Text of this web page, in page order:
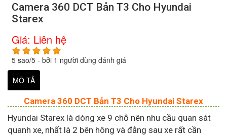
Camera 360 DCT Bản T3 Cho Hyundai
Starex
Giá: Liên hệ
5 sao/5 - bởi 1 người dùng đánh giá
MÔ TẢ
Camera 360 DCT Bản T3 Cho Hyundai Starex
Hyundai Starex là dòng xe 9 chỗ nên nhu cầu quan sát
quanh xe, nhất là 2 bên hông và đằng sau xe rất cần